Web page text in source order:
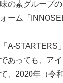
味の素グループ
ォーム「
「A-STARTERS
であっても、ア
て、2020年（令